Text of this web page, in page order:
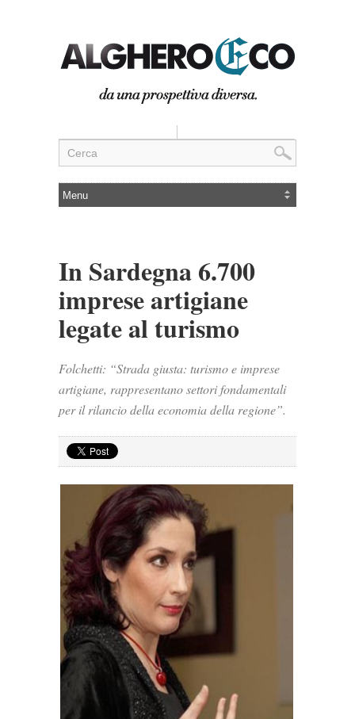
In Sardegna 6.700
imprese artigiane
legate al turismo
Folchetti: “Strada giusta: turismo e imprese
artigiane, rappresentano settori fondamentali
per il rilancio della economia della regione”.